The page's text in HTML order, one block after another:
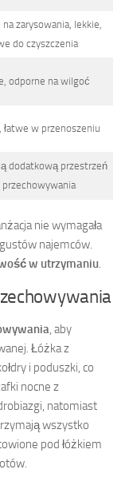
zarysowania, lekkie,
do czyszczenia
odporne na wilgoć
łatwe w przenoszeniu
dodatkową przestrzeń
przechowywania
nie wymagała
najemców.
w utrzymaniu.
, aby
Łóżka z
i poduszki, co
nocne z
natomiast
wszystko
pod łóżkiem